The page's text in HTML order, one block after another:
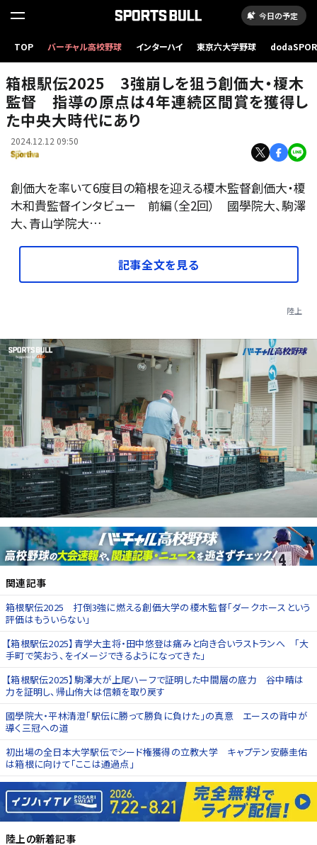
今日の予定
TOP バーチャル高校野球 インターハイ 東京六大学野球
箱根駅伝2025 3強崩しを狙う創価大・榎木
監督 指導の原点は4年連続区間賞を獲得し
た中央大時代にあり
2024.12.12 09:50
創価大を率いて6度目の箱根を迎える榎木監督創価大・榎
木和貴監督インタビュー 前編（全2回） 國學院大、駒澤
大、青山学院大…
記事全文を見る
陸上
関連記事
箱根駅伝2025 打倒3強に燃える創価大学の榎木監督「ダークホースという
評価はもういらない」
【箱根駅伝2025】青学大主将・田中悠登は痛みと向き合いラストランへ 「大
手町で笑おう、をイメージできるようになってきた」
【箱根駅伝2025】駒澤大が上尾ハーフで証明した中間層の底力 谷中晴は
力を証明し、帰山侑大は信頼を取り戻す
國學院大・平林清澄「駅伝に勝って勝負に負けた」の真意 エースの背中が
導く三冠への道
初出場の全日本大学駅伝でシード権獲得の立教大学 キャプテン安藤圭佑
は箱根に向けて「ここは通過点」
陸上 の新着記事